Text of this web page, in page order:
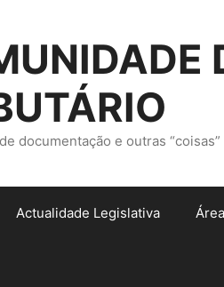
documentação e outras
Actualidade Legislativa